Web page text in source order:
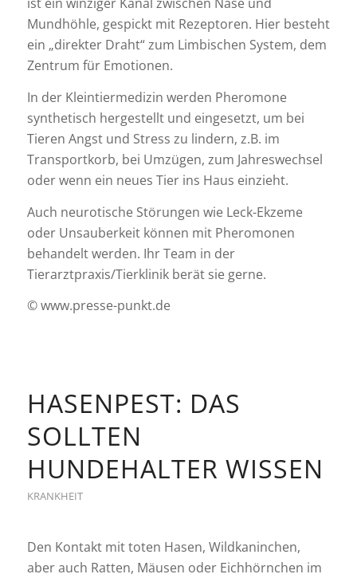
ist ein winziger Kanal zwischen Nase und
Mundhöhle, gespickt mit Rezeptoren. Hier besteht
ein „direkter Draht“ zum Limbischen System, dem
Zentrum für Emotionen.
In der Kleintiermedizin werden Pheromone
synthetisch hergestellt und eingesetzt, um bei
Tieren Angst und Stress zu lindern, z.B. im
Transportkorb, bei Umzügen, zum Jahreswechsel
oder wenn ein neues Tier ins Haus einzieht.
Auch neurotische Störungen wie Leck-Ekzeme
oder Unsauberkeit können mit Pheromonen
behandelt werden. Ihr Team in der
Tierarztpraxis/Tierklinik berät sie gerne.
© www.presse-punkt.de
HASENPEST: DAS
SOLLTEN
HUNDEHALTER WISSEN
KRANKHEIT
Den Kontakt mit toten Hasen, Wildkaninchen,
aber auch Ratten, Mäusen oder Eichhörnchen im